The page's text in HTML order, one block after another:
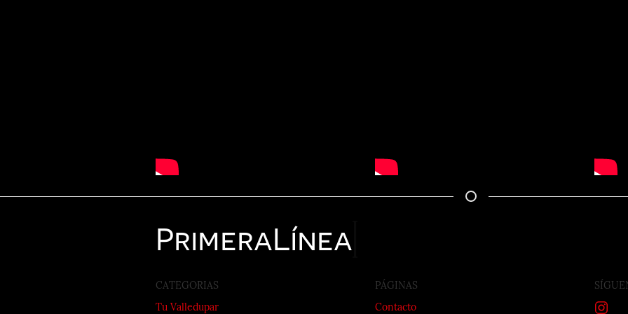
PrimeraLínea
CATEGORIAS
Tu Valledupar
PÁGINAS
Contacto